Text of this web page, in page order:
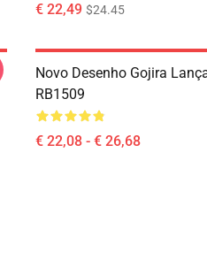
€ 22,49 $24.45
Novo Desenho Gojira
RB1509
€ 22,08 - € 26,68